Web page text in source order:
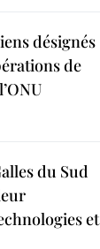
désignés
de
du Sud
et